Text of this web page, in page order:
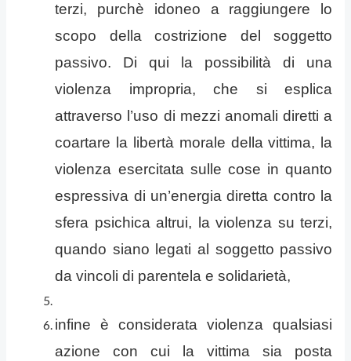
terzi, purchè idoneo a raggiungere lo
scopo della costrizione del soggetto
passivo. Di qui la possibilità di una
violenza impropria, che si esplica
attraverso l’uso di mezzi anomali diretti a
coartare la libertà morale della vittima, la
violenza esercitata sulle cose in quanto
espressiva di un’energia diretta contro la
sfera psichica altrui, la violenza su terzi,
quando siano legati al soggetto passivo
da vincoli di parentela e solidarietà,
infine è considerata violenza qualsiasi
azione con cui la vittima sia posta